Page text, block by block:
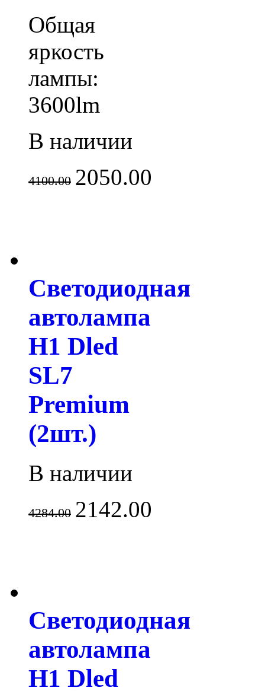
Общая
яркость
лампы:
3600lm
В наличии
4100.00 2050.00
Светодиодная
автолампа
H1 Dled
SL7
Premium
(2шт.)
В наличии
4284.00 2142.00
Светодиодная
автолампа
H1 Dled